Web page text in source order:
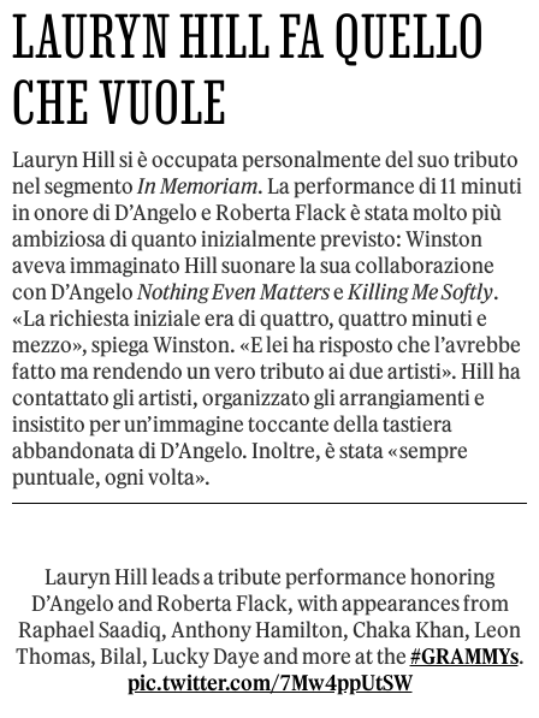
LAURYN HILL FA QUELLO
CHE VUOLE
Lauryn Hill si è occupata personalmente del suo tributo
nel segmentoIn Memoriam. La performance di 11 minuti
in onore di D’Angelo e Roberta Flack è stata molto più
ambiziosa di quanto inizialmente previsto: Winston
aveva immaginato Hill suonare la sua collaborazione
con D’AngeloNothing Even MatterseKilling Me Softly.
«La richiesta iniziale era di quattro, quattro minuti e
mezzo», spiega Winston. «E lei ha risposto che l’avrebbe
fatto ma rendendo un vero tributo ai due artisti». Hill ha
contattato gli artisti, organizzato gli arrangiamenti e
insistito per un’immagine toccante della tastiera
abbandonata di D’Angelo. Inoltre, è stata «sempre
puntuale, ogni volta».
Lauryn Hill leads a tribute performance honoring
D’Angelo and Roberta Flack, with appearances from
Raphael Saadiq, Anthony Hamilton, Chaka Khan, Leon
Thomas, Bilal, Lucky Daye and more at the#GRAMMYs.
pic.twitter.com/7Mw4ppUtSW